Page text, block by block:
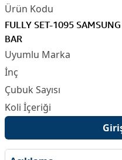
FULLY SET-1095
BAR